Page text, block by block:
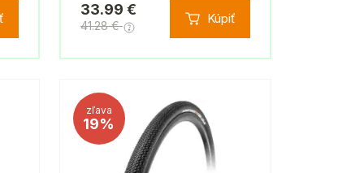
33.99 €
41.28 € Kúpiť
zľava
19%